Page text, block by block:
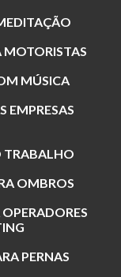
MOTORISTAS
MÚSICA
EMPRESAS
TRABALHO
OMBROS
PERNAS